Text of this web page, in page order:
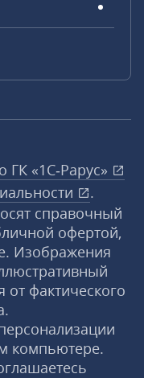
«1С‑Рарус»
.
справочный
офертой,
Изображения
от фактического
компьютере.